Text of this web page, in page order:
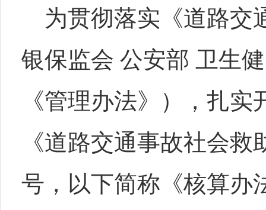
为贯彻落实《道路交
银保监会 公安部 卫生
《管理办法》），扎
《道路交通事故社会
号，以下简称《核算办